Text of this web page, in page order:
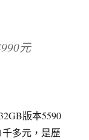
元
版本5590
千多元，是歷